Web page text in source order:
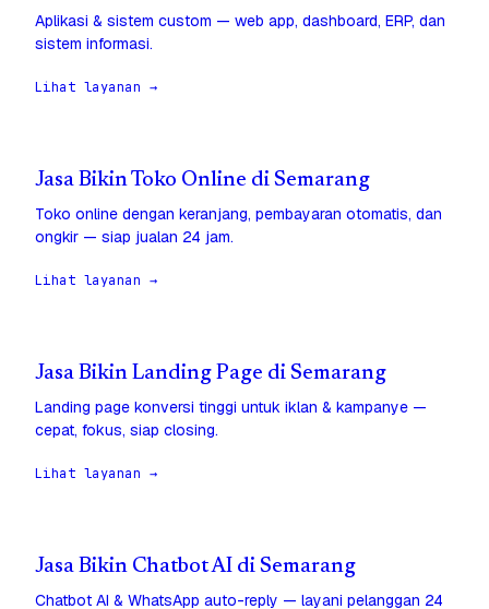
Aplikasi & sistem custom — web app, dashboard, ERP, dan
sistem informasi.
Lihat layanan →
Jasa Bikin Toko Online di Semarang
Toko online dengan keranjang, pembayaran otomatis, dan
ongkir — siap jualan 24 jam.
Lihat layanan →
Jasa Bikin Landing Page di Semarang
Landing page konversi tinggi untuk iklan & kampanye —
cepat, fokus, siap closing.
Lihat layanan →
Jasa Bikin Chatbot AI di Semarang
Chatbot AI & WhatsApp auto-reply — layani pelanggan 24